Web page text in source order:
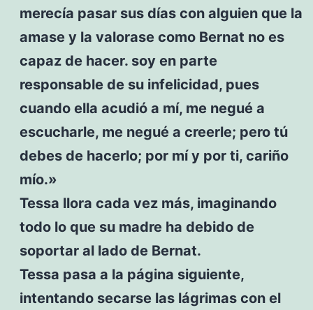
merecía pasar sus días con alguien que la
amase y la valorase como Bernat no es
capaz de hacer. soy en parte
responsable de su infelicidad, pues
cuando ella acudió a mí, me negué a
escucharle, me negué a creerle; pero tú
debes de hacerlo; por mí y por ti, cariño
mío.»
Tessa llora cada vez más, imaginando
todo lo que su madre ha debido de
soportar al lado de Bernat.
Tessa pasa a la página siguiente,
intentando secarse las lágrimas con el